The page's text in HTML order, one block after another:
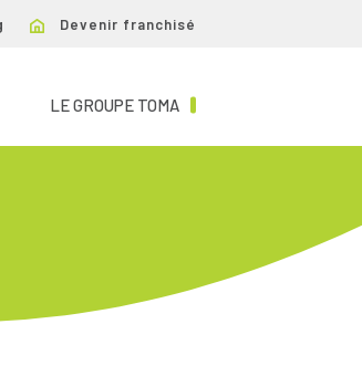
Devenir franchisé
LE GROUPE TOMA (CURRENT)